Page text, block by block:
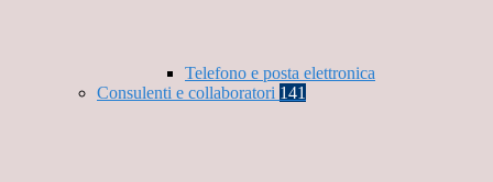
Telefono e posta elettronica
Consulenti e collaboratori 141